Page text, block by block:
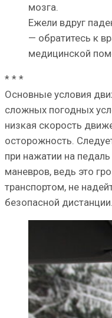
мозга.
Ежели вдруг
— обратитесь к
медицинской
* * *
Основные условия
сложных погодных
низкая скорость
осторожность.
при нажатии на
маневров, ведь это
транспортом, не
безопасной дистанции.